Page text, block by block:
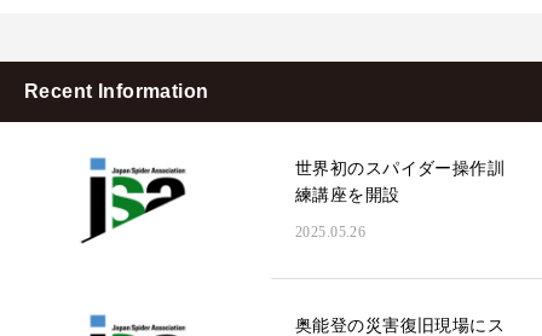
Recent Information
世界初のスパイダー操作訓
練講座を開設
2025.05.26
奥能登の災害復旧現場にス